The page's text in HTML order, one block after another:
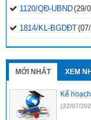
1120/QĐ-UBND(29/
1814/KL-BGDĐT
2496-QD-UBND(10/
2495-QD-UBND(10/
888/TB-UBND(31/
MỚI NHẤT XEM
Kế
(22/07/